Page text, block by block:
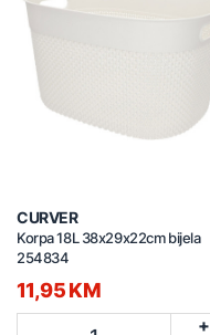
CURVER
Korpa 18L 38x29x22cm bijela
254834
11,95 KM
+